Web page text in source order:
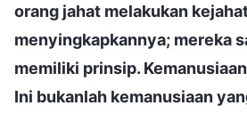
orang jahat melakukan
menyingkapkannya; mereka
memiliki prinsip.
Ini bukanlah kemanusiaan